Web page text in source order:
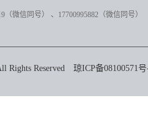
（微信同号）
、17700995882 （微信同号）
Rights Reserved 琼ICP备08100571